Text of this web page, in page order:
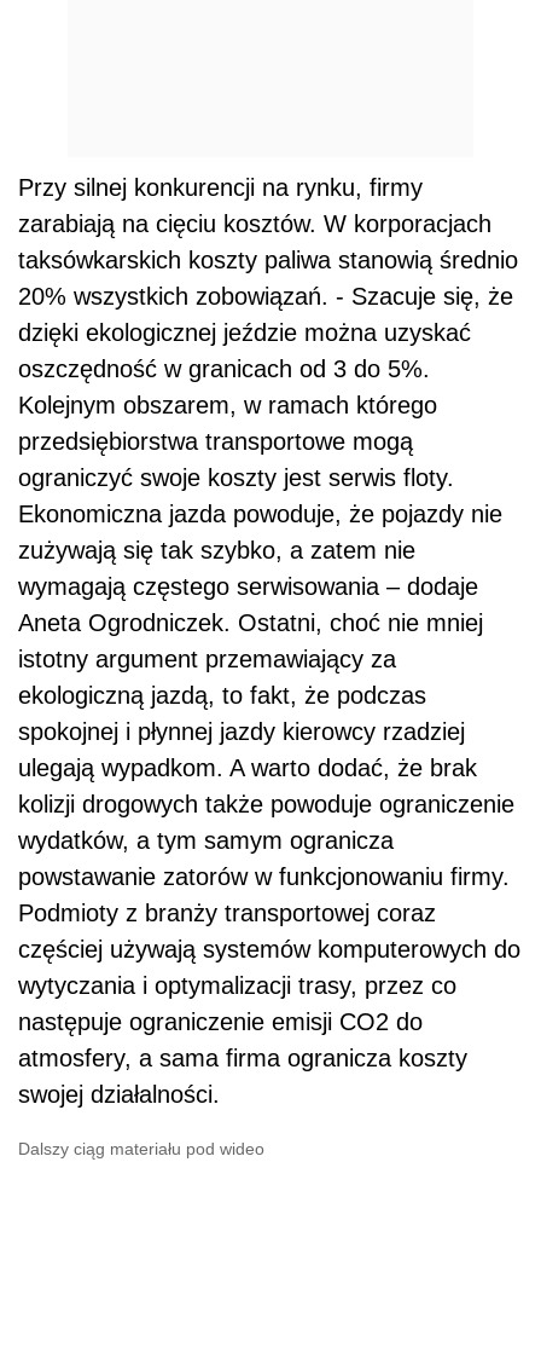
Przy silnej konkurencji na rynku, firmy
zarabiają na cięciu kosztów. W korporacjach
taksówkarskich koszty paliwa stanowią średnio
20% wszystkich zobowiązań. - Szacuje się, że
dzięki ekologicznej jeździe można uzyskać
oszczędność w granicach od 3 do 5%.
Kolejnym obszarem, w ramach którego
przedsiębiorstwa transportowe mogą
ograniczyć swoje koszty jest serwis floty.
Ekonomiczna jazda powoduje, że pojazdy nie
zużywają się tak szybko, a zatem nie
wymagają częstego serwisowania – dodaje
Aneta Ogrodniczek. Ostatni, choć nie mniej
istotny argument przemawiający za
ekologiczną jazdą, to fakt, że podczas
spokojnej i płynnej jazdy kierowcy rzadziej
ulegają wypadkom. A warto dodać, że brak
kolizji drogowych także powoduje ograniczenie
wydatków, a tym samym ogranicza
powstawanie zatorów w funkcjonowaniu firmy.
Podmioty z branży transportowej coraz
częściej używają systemów komputerowych do
wytyczania i optymalizacji trasy, przez co
następuje ograniczenie emisji CO2 do
atmosfery, a sama firma ogranicza koszty
swojej działalności.
Dalszy ciąg materiału pod wideo